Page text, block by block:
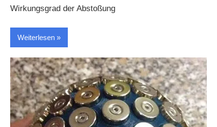
Wirkungsgrad der Abstoßung
Weiterlesen